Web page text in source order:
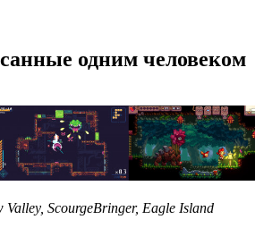
одним человеком
Valley, ScourgeBringer, Eagle Island